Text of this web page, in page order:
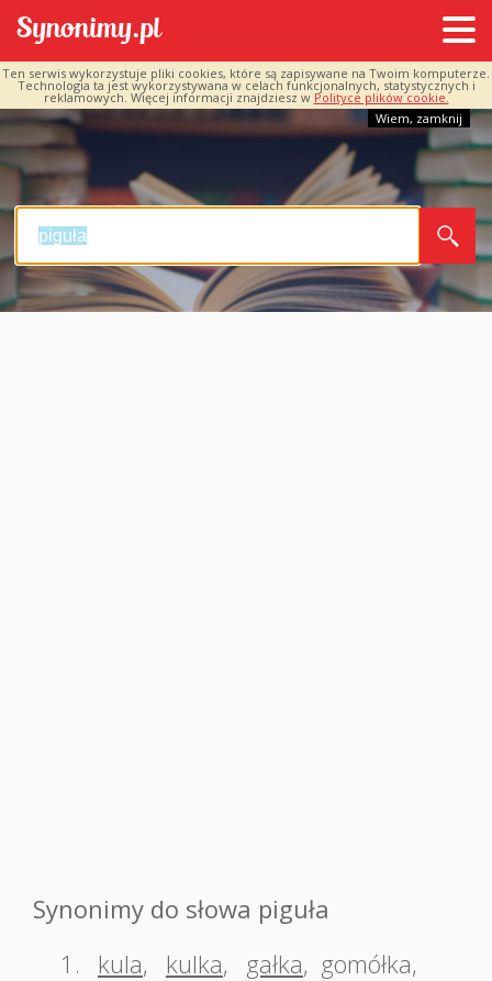
Ten serwis wykorzystuje pliki cookies, które są zapisywane na Twoim komputerze.
Technologia ta jest wykorzystywana w celach funkcjonalnych, statystycznych i
reklamowych. Więcej informacji znajdziesz w Polityce plików cookie.
Wiem, zamknij
Synonimy do słowa piguła
1.
kula, kulka, gałka, gomółka,